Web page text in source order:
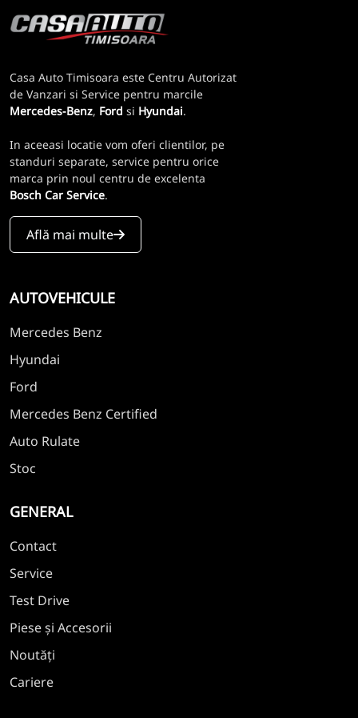
Casa Auto Timisoara este Centru Autorizat
de Vanzari si Service pentru marcile
Mercedes-Benz, Ford si Hyundai.
In aceeasi locatie vom oferi clientilor, pe
standuri separate, service pentru orice
marca prin noul centru de excelenta
Bosch Car Service.
Află mai multe
AUTOVEHICULE
Mercedes Benz
Hyundai
Ford
Mercedes Benz Certified
Auto Rulate
Stoc
GENERAL
Contact
Service
Test Drive
Piese și Accesorii
Noutăți
Cariere